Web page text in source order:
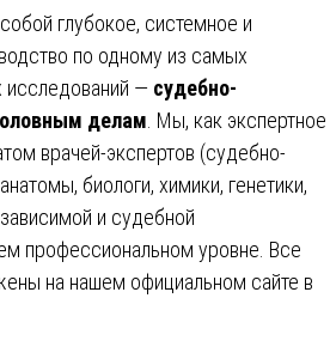
глубокое, системное и
по одному из самых
исследований — судебно-
делам . Мы, как экспертное
врачей-экспертов (судебно-
биологи, химики, генетики,
и судебной
профессиональном уровне. Все
на нашем официальном сайте в